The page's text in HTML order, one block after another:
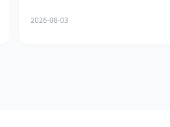
2026-08-03